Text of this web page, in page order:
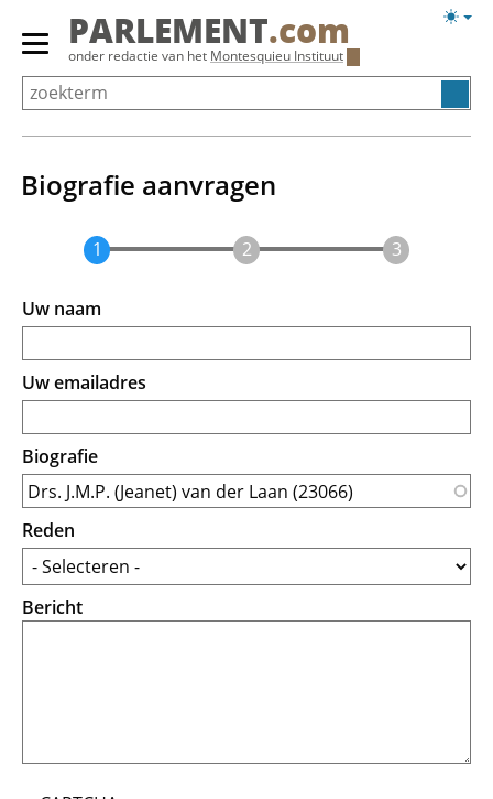
Overslaan
Primair
menu
tonen/verbergen
PARLEMENT.com
onder redactie van het Montesquieu Instituut
Biografie aanvragen
Uw naam
Uw emailadres
Biografie
Reden
Bericht